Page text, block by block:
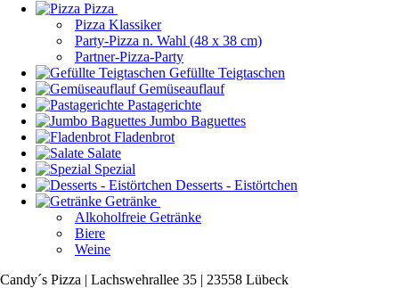
Pizza
Pizza Klassiker
Party-Pizza n. Wahl (48 x 38 cm)
Partner-Pizza-Party
Gefüllte Teigtaschen
Gemüseauflauf
Pastagerichte
Jumbo Baguettes
Fladenbrot
Salate
Spezial
Desserts - Eistörtchen
Getränke
Alkoholfreie Getränke
Biere
Weine
Candy´s Pizza | Lachswehrallee 35 | 23558 Lübeck